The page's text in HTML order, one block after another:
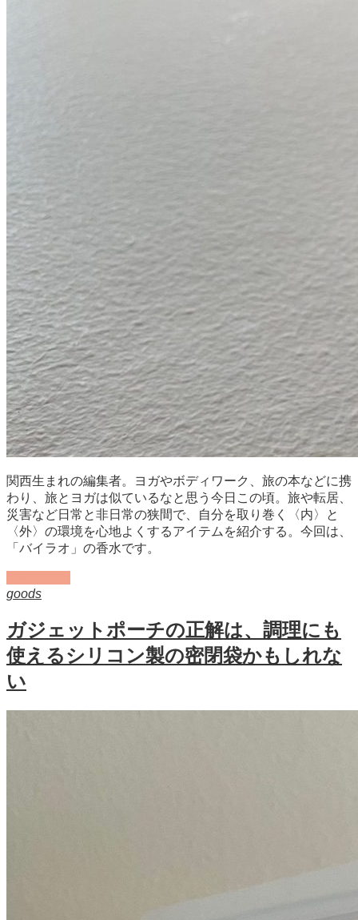
関西生まれの編集者。ヨガやボディワーク、旅の本などに携
わり、旅とヨガは似ているなと思う今日この頃。旅や転居、
災害など日常と非日常の狭間で、自分を取り巻く〈内〉と
〈外〉の環境を心地よくするアイテムを紹介する。今回は、
「バイラオ」の香水です。
goods
ガジェットポーチの正解は、調理にも
使えるシリコン製の密閉袋かもしれな
い